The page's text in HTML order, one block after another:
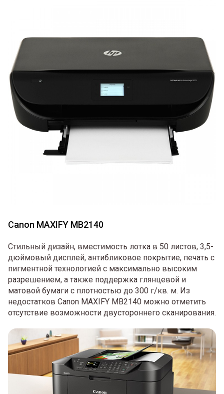
Canon MAXIFY MB2140
Стильный дизайн, вместимость лотка в 50 листов, 3,5-
дюймовый дисплей, антибликовое покрытие, печать с
пигментной технологией с максимально высоким
разрешением, а также поддержка глянцевой и
матовой бумаги с плотностью до 300 г/кв. м. Из
недостатков Canon MAXIFY MB2140 можно отметить
отсутствие возможности двустороннего сканирования.